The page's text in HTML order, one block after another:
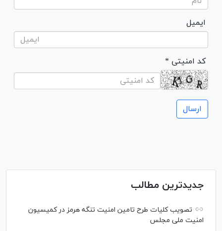
ایمیل
* کد امنیتی
جدیدترین مطالب
تصویب کلیات طرح تامین امنیت تنگه هرمز در کمیسیون
امنیت ملی مجلس